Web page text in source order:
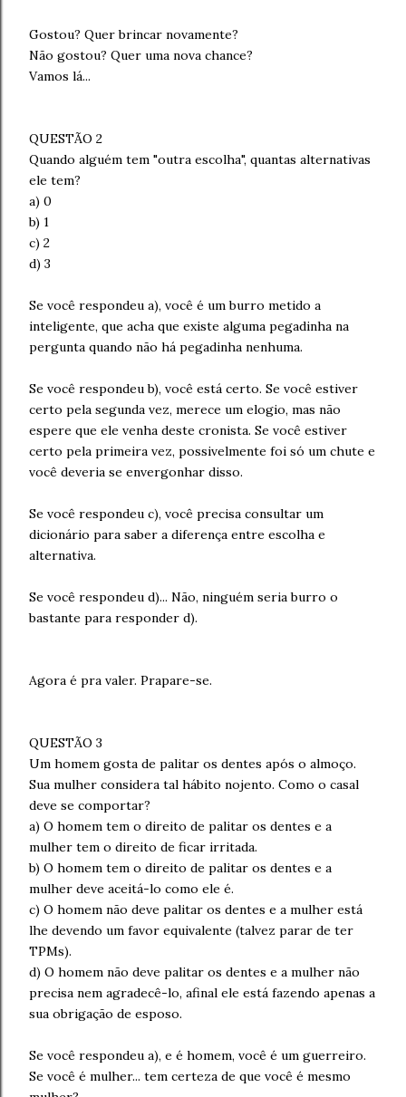
Gostou? Quer brincar novamente?
Não gostou? Quer uma nova chance?
Vamos lá...
QUESTÃO 2
Quando alguém tem "outra escolha", quantas alternativas
ele tem?
a) 0
b) 1
c) 2
d) 3
Se você respondeu a), você é um burro metido a
inteligente, que acha que existe alguma pegadinha na
pergunta quando não há pegadinha nenhuma.
Se você respondeu b), você está certo. Se você estiver
certo pela segunda vez, merece um elogio, mas não
espere que ele venha deste cronista. Se você estiver
certo pela primeira vez, possivelmente foi só um chute e
você deveria se envergonhar disso.
Se você respondeu c), você precisa consultar um
dicionário para saber a diferença entre escolha e
alternativa.
Se você respondeu d)... Não, ninguém seria burro o
bastante para responder d).
Agora é pra valer. Prapare-se.
QUESTÃO 3
Um homem gosta de palitar os dentes após o almoço.
Sua mulher considera tal hábito nojento. Como o casal
deve se comportar?
a) O homem tem o direito de palitar os dentes e a
mulher tem o direito de ficar irritada.
b) O homem tem o direito de palitar os dentes e a
mulher deve aceitá-lo como ele é.
c) O homem não deve palitar os dentes e a mulher está
lhe devendo um favor equivalente (talvez parar de ter
TPMs).
d) O homem não deve palitar os dentes e a mulher não
precisa nem agradecê-lo, afinal ele está fazendo apenas a
sua obrigação de esposo.
Se você respondeu a), e é homem, você é um guerreiro.
Se você é mulher... tem certeza de que você é mesmo